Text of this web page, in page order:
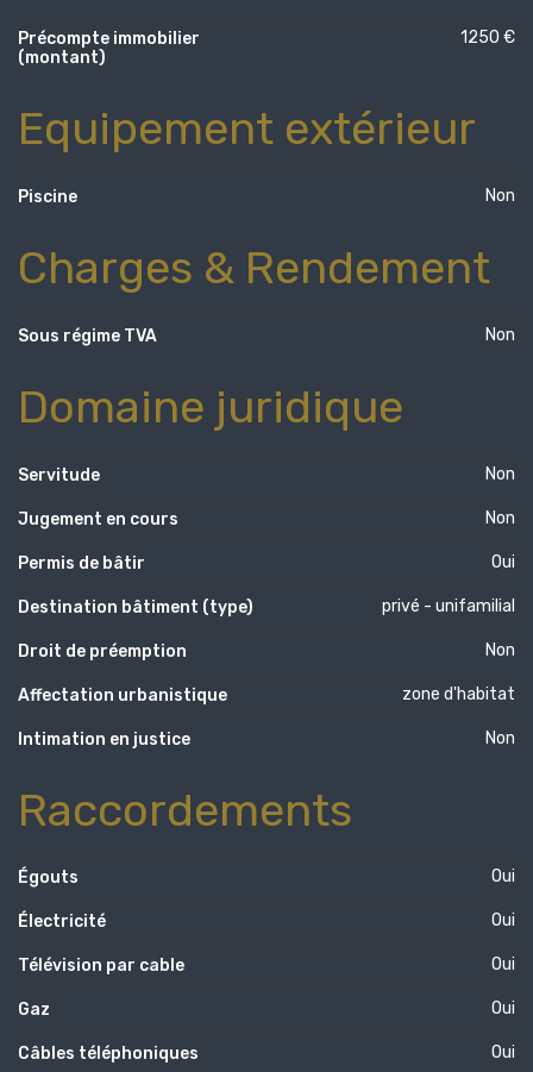
Précompte immobilier
(montant)
1250 €
Equipement extérieur
Piscine Non
Charges & Rendement
Sous régime TVA Non
Domaine juridique
Servitude Non
Jugement en cours Non
Permis de bâtir Oui
Destination bâtiment (type) privé - unifamilial
Droit de préemption Non
Affectation urbanistique zone d'habitat
Intimation en justice Non
Raccordements
Égouts Oui
Électricité Oui
Télévision par cable Oui
Gaz Oui
Câbles téléphoniques Oui